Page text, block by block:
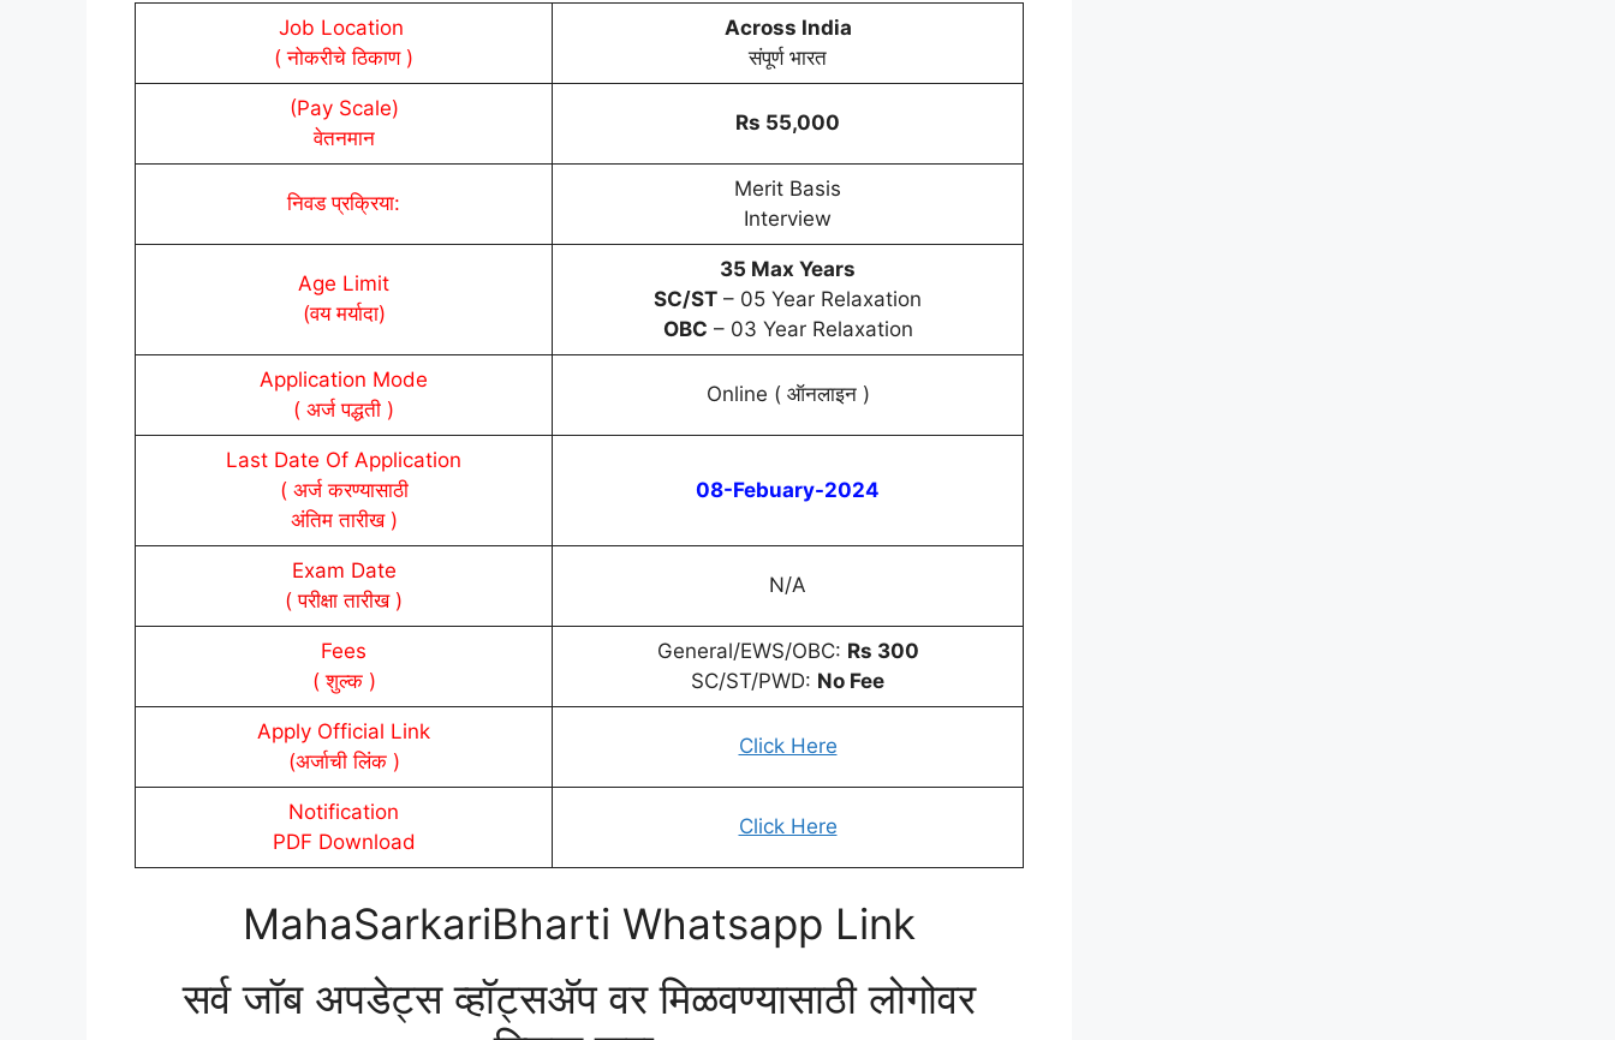
Job Location
( नोकरीचे ठिकाण )
Across India
संपूर्ण भारत
(Pay Scale)
वेतनमान
Rs 55,000
निवड प्रक्रिया:
Merit Basis
Interview
Age Limit
(वय मर्यादा)
35 Max Years
SC/ST – 05 Year Relaxation
OBC – 03 Year Relaxation
Application Mode
( अर्ज पद्धती )
Online ( ऑनलाइन )
Last Date Of Application
( अर्ज करण्यासाठी
अंतिम तारीख )
08-Febuary-2024
Exam Date
( परीक्षा तारीख )
N/A
Fees
( शुल्क )
General/EWS/OBC: Rs 300
SC/ST/PWD: No Fee
Apply Official Link
(अर्जाची लिंक )
Click Here
Notification
PDF Download
Click Here
MahaSarkariBharti Whatsapp Link
सर्व जॉब अपडेट्स व्हॉट्सअ‍ॅप वर मिळवण्यासाठी लोगोवर